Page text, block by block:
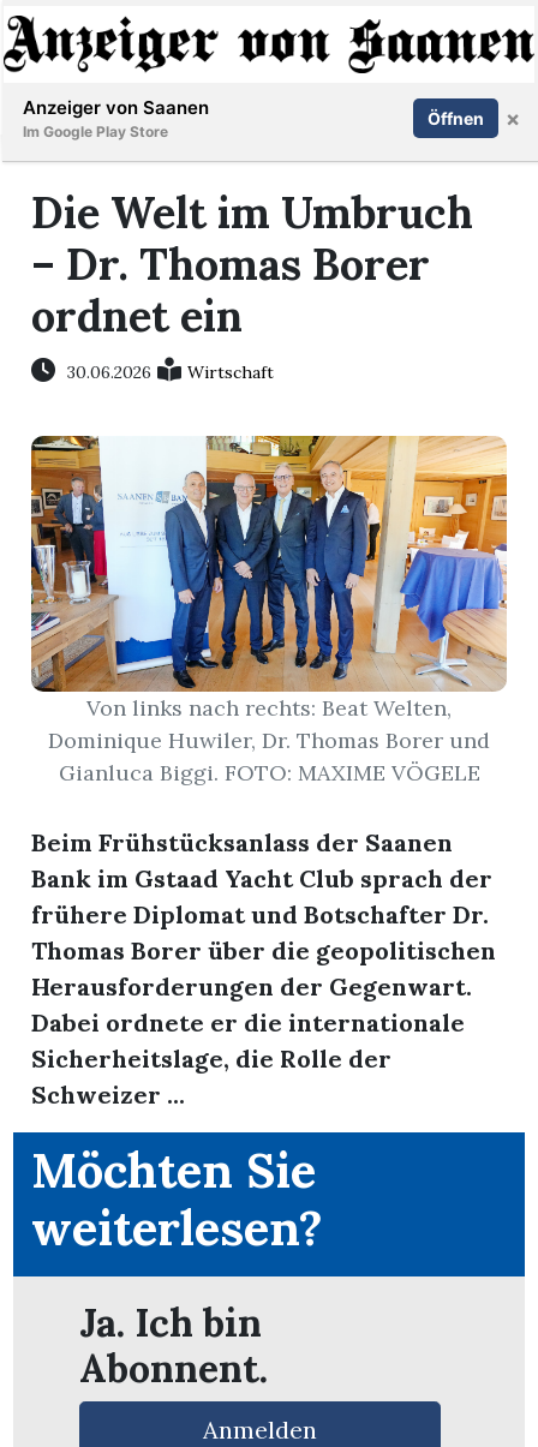
Abonnieren Anmelden
Die Welt im Umbruch
– Dr. Thomas Borer
ordnet ein
30.06.2026 Wirtschaft
Von links nach rechts: Beat Welten,
Dominique Huwiler, Dr. Thomas Borer und
Gianluca Biggi. FOTO: MAXIME VÖGELE
Beim Frühstücksanlass der Saanen
Bank im Gstaad Yacht Club sprach der
frühere Diplomat und Botschafter Dr.
Thomas Borer über die geopolitischen
Herausforderungen der Gegenwart.
Dabei ordnete er die internationale
Sicherheitslage, die Rolle der
Schweizer ...
Möchten Sie
weiterlesen?
Ja. Ich bin
Abonnent.
Anmelden
Anzeiger von Saanen
Im Google Play Store
Öffnen ×